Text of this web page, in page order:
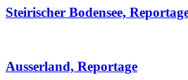
Steirischer Bodensee,
Ausserland, Reportage